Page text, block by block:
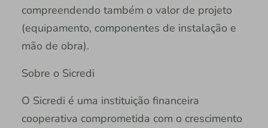
compreendendo também o valor de projeto
(equipamento, componentes de instalação e
mão de obra).
Sobre o Sicredi
O Sicredi é uma instituição financeira
cooperativa comprometida com o crescimento